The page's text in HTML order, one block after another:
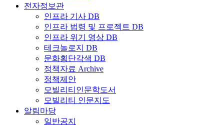
전자정보관
인프라 기사 DB
인프라 법령 및 프로젝트 DB
인프라 위기 영상 DB
테크놀로지 DB
문화횡단각색 DB
정책자료 Archive
정책제안
모빌리티인문학도서
모빌리티 인문지도
알림마당
일반공지